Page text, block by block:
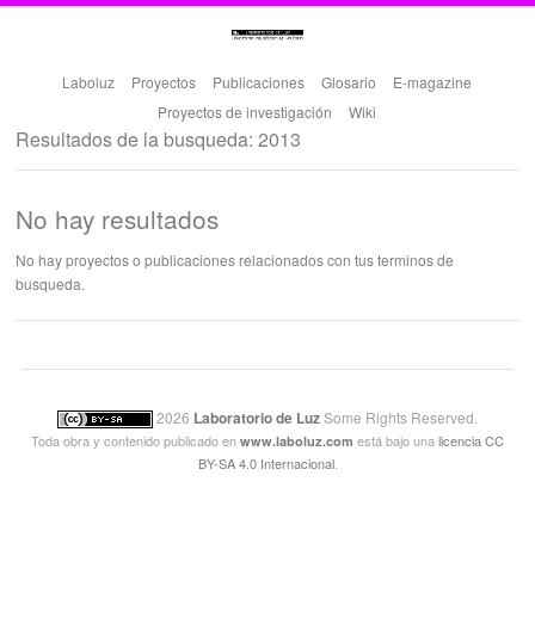
Laboluz Proyectos Publicaciones Glosario
E-magazine
Proyectos de investigación
Wiki
Resultados de la busqueda: 2013
No hay resultados
No hay proyectos o publicaciones relacionados con tus terminos de
busqueda.
2026 Laboratorio de LuzSome Rights Reserved.
Toda obra y contenido publicado en www.laboluz.com está bajo una licencia CC
BY-SA 4.0 Internacional.